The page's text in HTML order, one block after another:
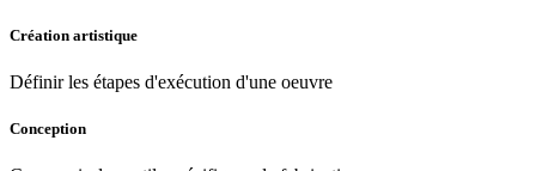
Création artistique
Définir les étapes d'exécution d'une oeuvre
Conception